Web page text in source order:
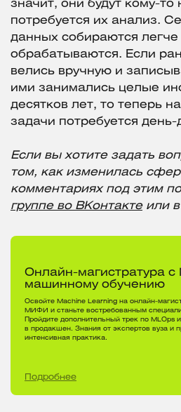
значит, они будут кому-
потребуется их анализ.
данных собираются легче
обрабатываются. Если
велись вручную и
ими занимались целые
десятков лет, то теперь
задачи потребуется день-
Если вы хотите задать
том, как изменилась
комментариях под этим
группе во ВКонтактеили в
Онлайн-магистратура
машинному обучению
Освойте Machine Learning на онлайн-
МИФИ и станьте востребованным
Пройдите дополнительный трек по MLOps
в продакшен. Знания от экспертов вуза и
интенсивная практика.
Подробнее